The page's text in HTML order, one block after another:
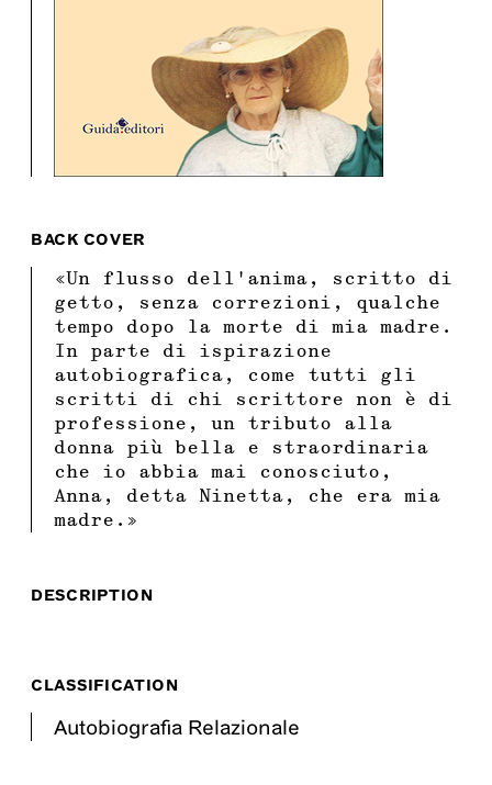
BACK COVER
«Un flusso dell’anima, scritto di
getto, senza correzioni, qualche
tempo dopo la morte di mia madre.
In parte di ispirazione
autobiografica, come tutti gli
scritti di chi scrittore non è di
professione, un tributo alla
donna più bella e straordinaria
che io abbia mai conosciuto,
Anna, detta Ninetta, che era mia
madre.»
DESCRIPTION
CLASSIFICATION
Autobiografia Relazionale